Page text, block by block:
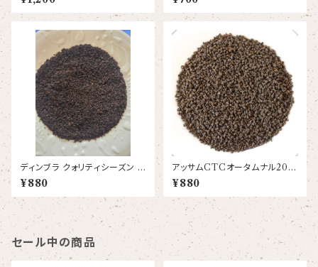
ディンブラ クォリティシーズン ク
オリティーシーズン ワナラジャ
茶園 BOP
¥880
アッサムCTCオータムナル202
5 ゴネシュバリ茶園 C-1977
BPS
¥880
セール中の商品